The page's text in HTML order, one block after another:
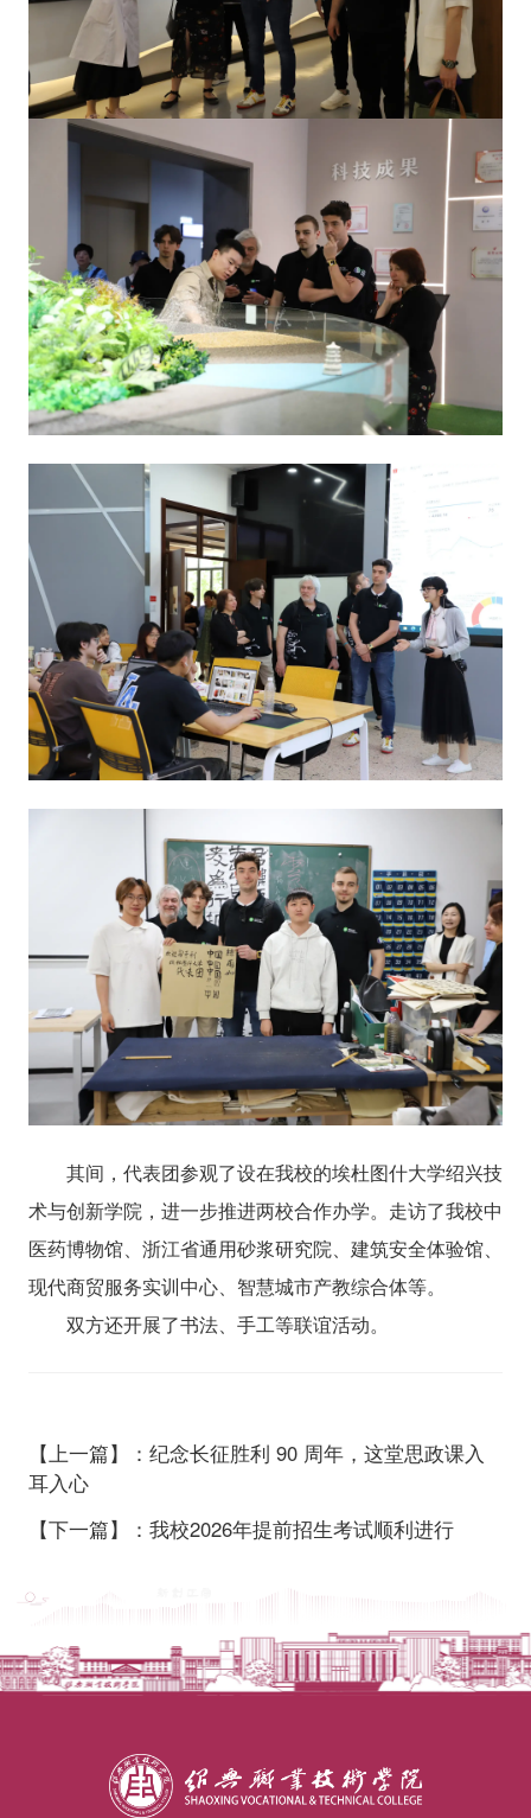
其间，代表团参观了设在我校的埃杜图什大学绍兴技
术与创新学院，进一步推进两校合作办学。走访了我校中
医药博物馆、浙江省通用砂浆研究院、建筑安全体验馆、
现代商贸服务实训中心、智慧城市产教综合体等。
双方还开展了书法、手工等联谊活动。
【上一篇】：纪念长征胜利 90 周年，这堂思政课入
耳入心
【下一篇】：我校2026年提前招生考试顺利进行